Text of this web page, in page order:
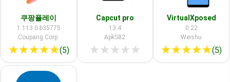
쿠팡플레이
1.113.0-b35775
Coupang Corp.
★★★★★(5)
Capcut pro
13.4
ApkS82
★★★★★
VirtualXposed
0.22
Weishu
★★★★★(5)